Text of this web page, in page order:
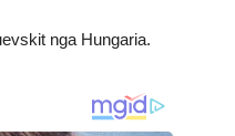
nga Hungaria.